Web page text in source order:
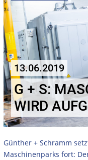
13.06.2019
G + S:
WIRD
Günther + Schramm
Maschinenparks fort: